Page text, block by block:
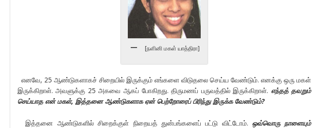
[நளினி மகள் யாத்திரா]
எனவே, 25 ஆண்டுகளாகச் சிறையில் இருக்கும் எங்களை விடுதலை செய்ய வேண்டும். எனக்கு ஒரு மகள்
இருக்கிறாள். அவளுக்கு 25 அகவை ஆகப் போகிறது. திருமணப் பருவத்தில் இருக்கிறாள். எந்தத் தவறும்
செய்யாத என் மகள், இத்தனை ஆண்டுகளாக ஏன் பெற்றோரைப் பிரிந்து இருக்க வேண்டும்?
இத்தனை ஆண்டுகளில் சிறைக்குள் நிறையத் துன்பங்களைப் பட்டு விட்டோம்.ஒவ்வொரு நாளையும்